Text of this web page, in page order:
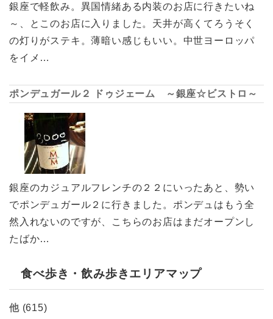
銀座で軽飲み。異国情緒ある内装のお店に行きたいね
～、とこのお店に入りました。天井が高くてろうそく
の灯りがステキ。薄暗い感じもいい。中世ヨーロッパ
をイメ…
ポンデュガール２ ドゥジェーム ～銀座☆ビストロ～
銀座のカジュアルフレンチの２２にいったあと、勢い
でポンデュガール２に行きました。ポンデュはもう全
然入れないのですが、こちらのお店はまだオープンし
たばか…
食べ歩き・飲み歩きエリアマップ
他(615)